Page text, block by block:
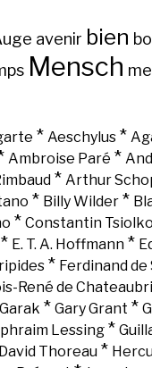
avenir bien
Mensch
* Aeschylus*
Ambroise Paré *
* Arthur
* Billy Wilder *
* Constantin
* E. T. A. Hoffmann *
* Ferdinand de
René de
Garak * Gary Grant *
Lessing *
Thoreau*